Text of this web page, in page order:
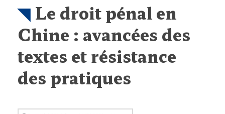
Le droit pénal en
Chine : avancées des
textes et résistance
des pratiques